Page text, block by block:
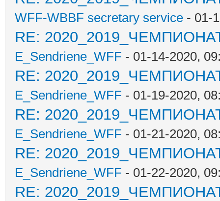
WFF-WBBF secretary service - 01-
RE:
E_Sendriene_WFF - 01-14-2020,
RE:
E_Sendriene_WFF - 01-19-2020,
RE:
E_Sendriene_WFF - 01-21-2020,
RE:
E_Sendriene_WFF - 01-22-2020,
RE: